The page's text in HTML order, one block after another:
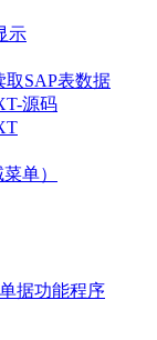
示
取SAP表数据
源码
单）
据功能程序